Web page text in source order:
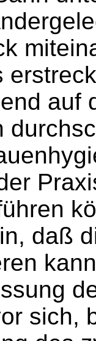
auf
daß
sich,